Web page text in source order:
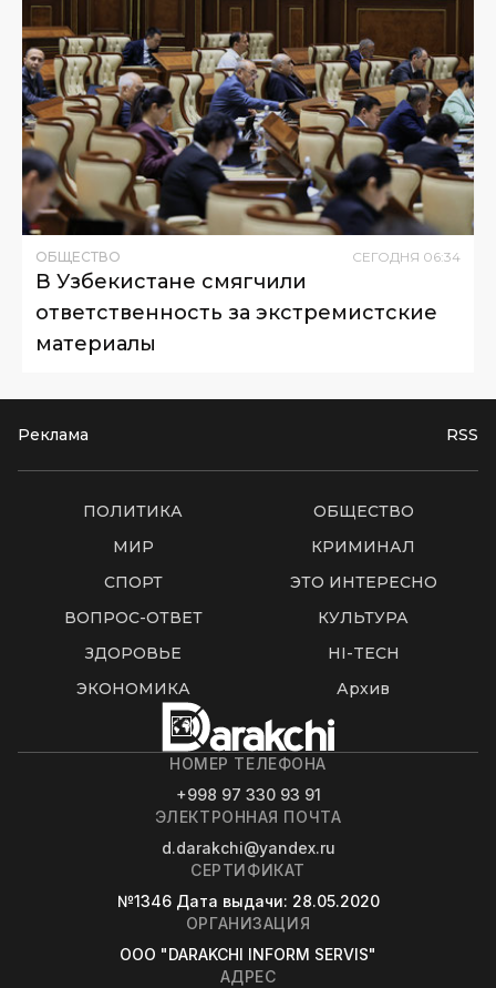
ОБЩЕСТВО СЕГОДНЯ 06:34
В Узбекистане смягчили
ответственность за экстремистские
материалы
Реклама RSS
ПОЛИТИКА
ОБЩЕСТВО
МИР
КРИМИНАЛ
СПОРТ
ЭТО ИНТЕРЕСНО
ВОПРОС-ОТВЕТ
КУЛЬТУРА
ЗДОРОВЬЕ
HI-TECH
ЭКОНОМИКА
Архив
НОМЕР ТЕЛЕФОНА
+998 97 330 93 91
ЭЛЕКТРОННАЯ ПОЧТА
d.darakchi@yandex.ru
СЕРТИФИКАТ
№1346 Дата выдачи: 28.05.2020
ОРГАНИЗАЦИЯ
OOO "DARAKCHI INFORM SERVIS"
АДРЕС